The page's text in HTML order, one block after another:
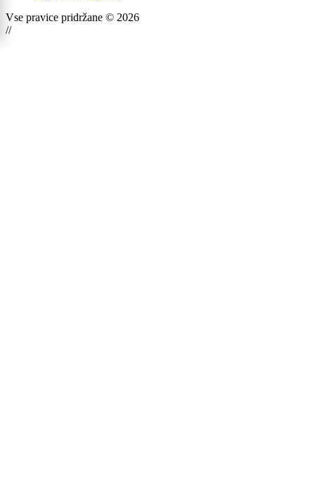
Vse pravice pridržane © 2026
//